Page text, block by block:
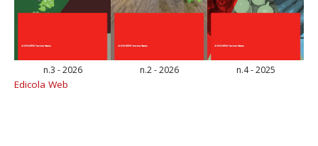
n.3 - 2026 n.2 - 2026 n.4 - 2025
Edicola Web